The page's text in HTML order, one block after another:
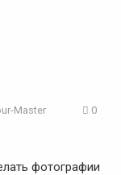
Master 0
фотографии